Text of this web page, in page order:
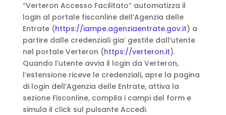
“Verteron Accesso Facilitato” automatizza il
login al portale fisconline dell’Agenzia delle
Entrate (https://iampe.agenziaentrate.gov.it) a
partire dalle credenziali gia’ gestite dall’utente
nel portale Verteron (https://verteron.it).
Quando l’utente avvia il login da Verteron,
l’estensione riceve le credenziali, apre la pagina
di login dell’Agenzia delle Entrate, attiva la
sezione Fisconline, compila i campi del form e
simula il click sul pulsante Accedi.